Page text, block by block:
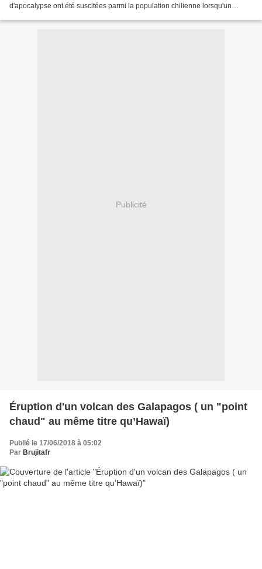
d'apocalypse ont été suscitées parmi la population chilienne lorsqu'un
Publicité
Éruption d'un volcan des Galapagos ( un "point
chaud" au même titre qu’Hawaï)
Publié le 17/06/2018 à 05:02
Par Brujitafr